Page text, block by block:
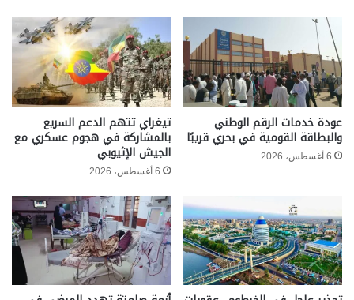
عودة خدمات الرقم الوطني
والبطاقة القومية في بحري قريبًا
6 أغسطس، 2026
تيغراي تتهم الدعم السريع
بالمشاركة في هجوم عسكري مع
الجيش الإثيوبي
6 أغسطس، 2026